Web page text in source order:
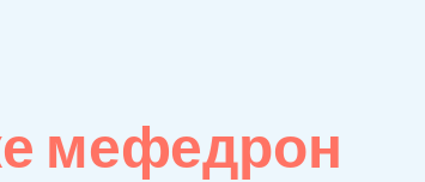
мефедрон